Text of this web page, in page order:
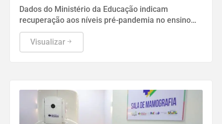
Dados do Ministério da Educação indicam
recuperação aos níveis pré-pandemia no ensino
fundamental, enquanto o desempenho no ensino
médio ainda exige atenção.
Visualizar